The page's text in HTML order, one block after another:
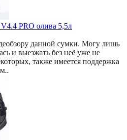
PRO олива 5,5л
данной сумки. Могу лишь
и выезжать без неё уже не
также имеется поддержка